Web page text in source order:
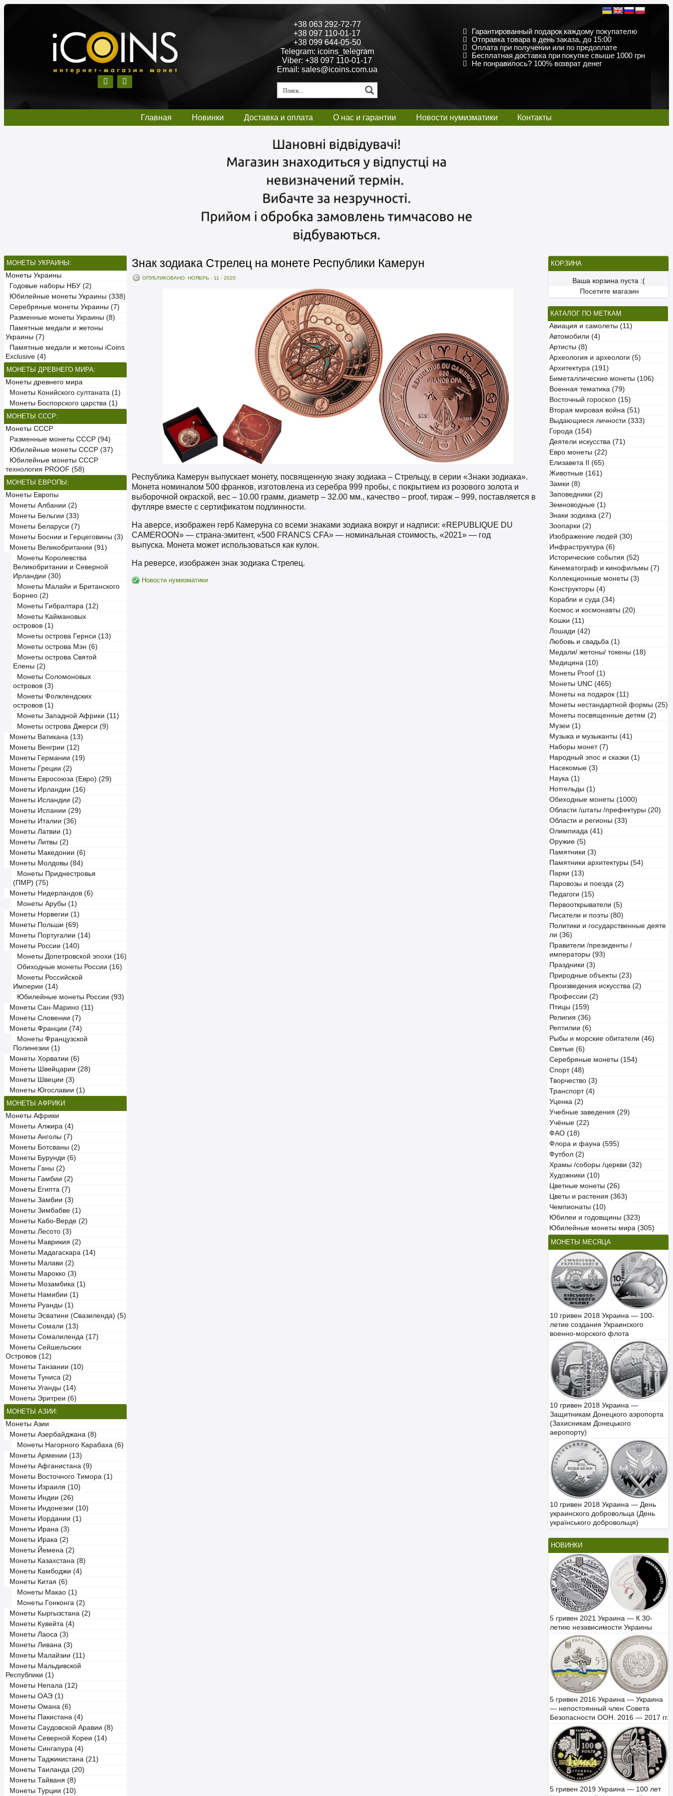
+38 063 292-72-77
+38 097 110-01-17
+38 099 644-05-50
Telegram: icoins_telegram
Viber: +38 097 110-01-17
Email: sales@icoins.com.ua
Гарантированный подарок каждому покупателю
Отправка товара в день заказа, до 15:00
Оплата при получении или по предоплате
Бесплатная доставка при покупке свыше 1000 грн
Не понравилось? 100% возврат денег
Главная Новинки Доставка и оплата О нас и гарантии Новости нумизматики Контакты
МОНЕТЫ УКРАИНЫ:
Монеты Украины
Годовые наборы НБУ (2)
Юбилейные монеты Украины (338)
Серебряные монеты Украины (7)
Разменные монеты Украины (8)
Памятные медали и жетоны
Украины (7)
Памятные медали и жетоны iCoins
Exclusive (4)
МОНЕТЫ ДРЕВНЕГО МИРА:
Монеты древнего мира
Монеты Конийского султаната (1)
Монеты Боспорского царства (1)
МОНЕТЫ СССР:
Монеты СССР
Разменные монеты СССР (94)
Юбилейные монеты СССР (37)
Юбилейные монеты СССР
технология PROOF (58)
МОНЕТЫ ЕВРОПЫ:
Монеты Европы
Монеты Албании (2)
Монеты Бельгии (33)
Монеты Беларуси (7)
Монеты Боснии и Герцеговины (3)
Монеты Великобритании (91)
Монеты Королевства
Великобритании и Северной
Ирландии (30)
Монеты Малайи и Британского
Борнео (2)
Монеты Гибралтара (12)
Монеты Каймановых
островов (1)
Монеты острова Гернси (13)
Монеты острова Мэн (6)
Монеты острова Святой
Елены (2)
Монеты Соломоновых
островов (3)
Монеты Фолклендских
островов (1)
Монеты Западной Африки (11)
Монеты острова Джерси (9)
Монеты Ватикана (13)
Монеты Венгрии (12)
Монеты Германии (19)
Монеты Греции (2)
Монеты Евросоюза (Евро) (29)
Монеты Ирландии (16)
Монеты Исландии (2)
Монеты Испании (29)
Монеты Италии (36)
Монеты Латвии (1)
Монеты Литвы (2)
Монеты Македонии (6)
Монеты Молдовы (84)
Монеты Приднестровья
(ПМР) (75)
Монеты Нидерландов (6)
Монеты Арубы (1)
Монеты Норвегии (1)
Монеты Польши (69)
Монеты Португалии (14)
Монеты России (140)
Монеты Допетровской эпохи (16)
Обиходные монеты России (16)
Монеты Российской
Империи (14)
Юбилейные монеты России (93)
Монеты Сан-Марино (11)
Монеты Словении (7)
Монеты Франции (74)
Монеты Французской
Полинезии (1)
Монеты Хорватии (6)
Монеты Швейцарии (28)
Монеты Швеции (3)
Монеты Югославии (1)
МОНЕТЫ АФРИКИ
Монеты Африки
Монеты Алжира (4)
Монеты Анголы (7)
Монеты Ботсваны (2)
Монеты Бурунди (6)
Монеты Ганы (2)
Монеты Гамбии (2)
Монеты Египта (7)
Монеты Замбии (3)
Монеты Зимбабве (1)
Монеты Кабо-Верде (2)
Монеты Лесото (3)
Монеты Маврикия (2)
Монеты Мадагаскара (14)
Монеты Малави (2)
Монеты Марокко (3)
Монеты Мозамбика (1)
Монеты Намибии (1)
Монеты Руанды (1)
Монеты Эсватини (Свазиленда) (5)
Монеты Сомали (13)
Монеты Сомалиленда (17)
Монеты Сейшельских
Островов (12)
Монеты Танзании (10)
Монеты Туниса (2)
Монеты Уганды (14)
Монеты Эритреи (6)
МОНЕТЫ АЗИИ:
Монеты Азии
Монеты Азербайджана (8)
Монеты Нагорного Карабаха (6)
Монеты Армении (13)
Монеты Афганистана (9)
Монеты Восточного Тимора (1)
Монеты Израиля (10)
Монеты Индии (26)
Монеты Индонезии (10)
Монеты Иордании (1)
Монеты Ирана (3)
Монеты Ирака (2)
Монеты Йемена (2)
Монеты Казахстана (8)
Монеты Камбоджи (4)
Монеты Китая (6)
Монеты Макао (1)
Монеты Гонконга (2)
Монеты Кыргызстана (2)
Монеты Кувейта (4)
Монеты Лаоса (3)
Монеты Ливана (3)
Монеты Малайзии (11)
Монеты Мальдивской
Республики (1)
Монеты Непала (12)
Монеты ОАЭ (1)
Монеты Омана (6)
Монеты Пакистана (4)
Монеты Саудовской Аравии (8)
Монеты Северной Кореи (14)
Монеты Сингапура (4)
Монеты Таджикистана (21)
Монеты Таиланда (20)
Монеты Тайваня (8)
Монеты Турции (10)
КОРЗИНА
Ваша корзина пуста :(
Посетите магазин
КАТАЛОГ ПО МЕТКАМ
Авиация и самолеты (11)
Автомобили (4)
Артисты (8)
Археология и археологи (5)
Архитектура (191)
Биметаллические монеты (106)
Военная тематика (79)
Восточный гороскоп (15)
Вторая мировая война (51)
Выдающиеся личности (333)
Города (154)
Деятели искусства (71)
Евро монеты (22)
Елизавета II (65)
Животные (161)
Замки (8)
Заповедники (2)
Земноводные (1)
Знаки зодиака (27)
Зоопарки (2)
Изображение людей (30)
Инфраструктура (6)
Исторические события (52)
Кинематограф и кинофильмы (7)
Коллекционные монеты (3)
Конструкторы (4)
Корабли и суда (34)
Космос и космонавты (20)
Кошки (11)
Лошади (42)
Любовь и свадьба (1)
Медали/ жетоны/ токены (18)
Медицина (10)
Монеты Proof (1)
Монеты UNC (465)
Монеты на подарок (11)
Монеты нестандартной формы (25)
Монеты посвященные детям (2)
Музеи (1)
Музыка и музыканты (41)
Наборы монет (7)
Народный эпос и сказки (1)
Насекомые (3)
Наука (1)
Нотгельды (1)
Обиходные монеты (1000)
Области /штаты /префектуры (20)
Области и регионы (33)
Олимпиада (41)
Оружие (5)
Памятники (3)
Памятники архитектуры (54)
Парки (13)
Паровозы и поезда (2)
Педагоги (15)
Первооткрыватели (5)
Писатели и поэты (80)
Политики и государственные деяте
ли (36)
Правители /президенты /
императоры (93)
Праздники (3)
Природные объекты (23)
Произведения искусства (2)
Профессии (2)
Птицы (159)
Религия (36)
Рептилии (6)
Рыбы и морские обитатели (46)
Святые (6)
Серебряные монеты (154)
Спорт (48)
Творчество (3)
Транспорт (4)
Уценка (2)
Учебные заведения (29)
Учёные (22)
ФАО (18)
Флора и фауна (595)
Футбол (2)
Храмы /соборы /церкви (32)
Художники (10)
Цветные монеты (26)
Цветы и растения (363)
Чемпионаты (10)
Юбилеи и годовщины (323)
Юбилейные монеты мира (305)
МОНЕТЫ МЕСЯЦА
10 гривен 2018 Украина — 100-
летие создания Украинского
военно-морского флота
10 гривен 2018 Украина —
Защитникам Донецкого аэропорта
(Захисникам Донецького
аеропорту)
10 гривен 2018 Украина — День
украинского добровольца (День
українського добровольця)
НОВИНКИ
5 гривен 2021 Украина — К 30-
летию независимости Украины
5 гривен 2016 Украина — Украина
— непостоянный член Совета
Безопасности ООН. 2016 — 2017 гг.
5 гривен 2019 Украина — 100 лет
Знак зодиака Стрелец на монете Республики Камерун
ОПУБЛИКОВАНО: НОЯБРЬ - 11 - 2020
Республика Камерун выпускает монету, посвященную знаку зодиака – Стрельцу, в серии «Знаки зодиака».
Монета номиналом 500 франков, изготовлена из серебра 999 пробы, с покрытием из розового золота и
выборочной окраской, вес – 10.00 грамм, диаметр – 32.00 мм., качество – proof, тираж – 999, поставляется в
футляре вместе с сертификатом подлинности.
На аверсе, изображен герб Камеруна со всеми знаками зодиака вокруг и надписи: «REPUBLIQUE DU
CAMEROON» — страна-эмитент, «500 FRANCS CFA» — номинальная стоимость, «2021» — год
выпуска. Монета может использоваться как кулон.
На реверсе, изображен знак зодиака Стрелец.
Новости нумизматики